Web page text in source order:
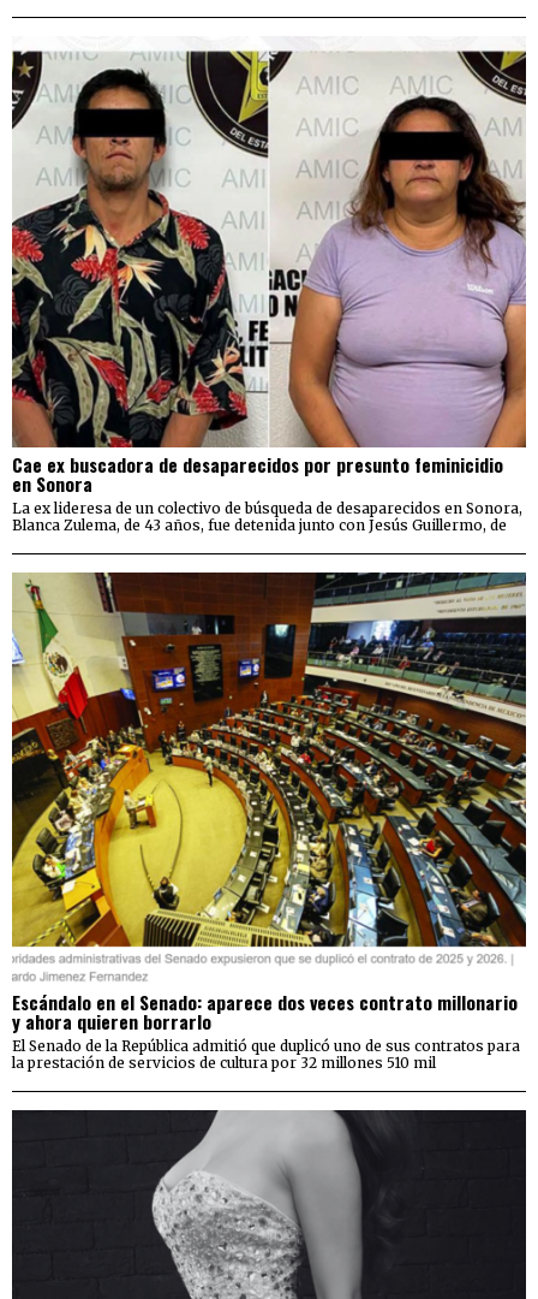
Cae ex buscadora de desaparecidos por presunto feminicidio
en Sonora
La ex lideresa de un colectivo de búsqueda de desaparecidos en Sonora,
Blanca Zulema, de 43 años, fue detenida junto con Jesús Guillermo, de
Escándalo en el Senado: aparece dos veces contrato millonario
y ahora quieren borrarlo
El Senado de la República admitió que duplicó uno de sus contratos para
la prestación de servicios de cultura por 32 millones 510 mil